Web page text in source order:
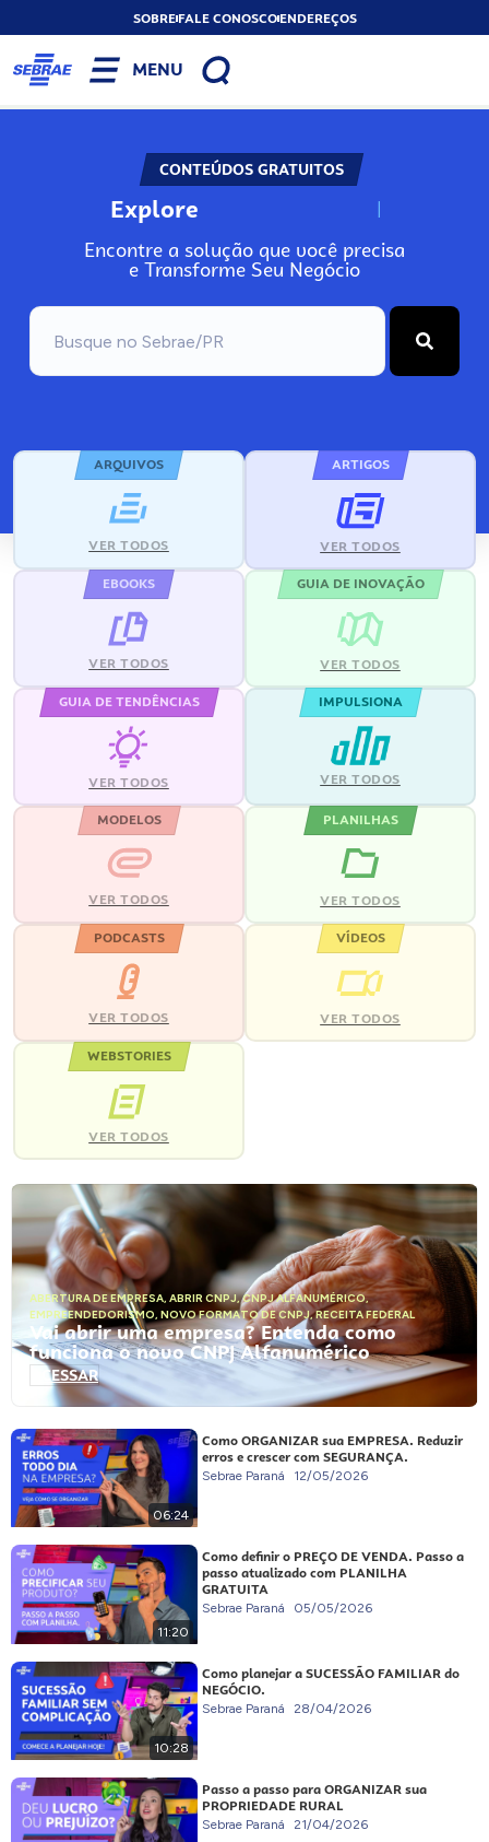
SOBREFALE CONOSCOENDEREÇOS
MENU
CONTEÚDOS GRATUITOS
Explore N
Encontre a solução que você precisa
e Transforme Seu Negócio
ARQUIVOS
VER TODOS
ARTIGOS
VER TODOS
EBOOKS
VER TODOS
GUIA DE INOVAÇÃO
VER TODOS
GUIA DE TENDÊNCIAS
VER TODOS
IMPULSIONA
VER TODOS
MODELOS
VER TODOS
PLANILHAS
VER TODOS
PODCASTS
VER TODOS
VÍDEOS
VER TODOS
WEBSTORIES
VER TODOS
ABERTURA DE EMPRESA, ABRIR CNPJ,CNPJ ALFANUMÉRICO,
EMPREENDEDORISMO, NOVO FORMATO DE CNPJ,RECEITA FEDERAL
Vai abrir uma empresa? Entenda como
funciona o novo CNPJ Alfanumérico
ACESSAR
06:24
Como ORGANIZAR sua EMPRESA. Reduzir
erros e crescer com SEGURANÇA.
Sebrae Paraná 12/05/2026
11:20
Como definir o PREÇO DE VENDA. Passo a
passo atualizado com PLANILHA
GRATUITA
Sebrae Paraná 05/05/2026
10:28
Como planejar a SUCESSÃO FAMILIAR do
NEGÓCIO.
Sebrae Paraná 28/04/2026
Passo a passo para ORGANIZAR sua
PROPRIEDADE RURAL
Sebrae Paraná 21/04/2026